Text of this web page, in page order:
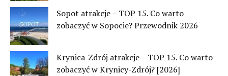
Sopot atrakcje – TOP 15. Co warto
zobaczyć w Sopocie? Przewodnik 2026
Krynica-Zdrój atrakcje – TOP 15. Co warto
zobaczyć w Krynicy-Zdrój? [2026]